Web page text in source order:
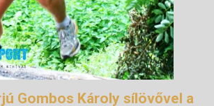
Gombos Károly sílövővel a